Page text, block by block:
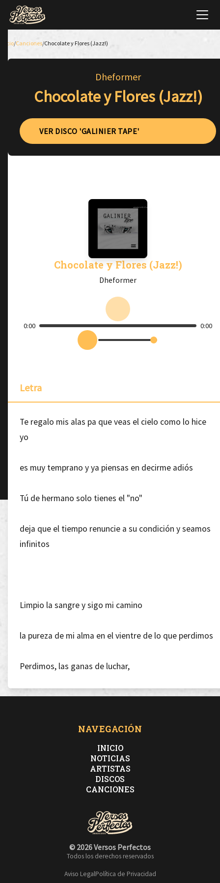
Inicio/Canciones/Chocolate y Flores (Jazz!)
Dheformer
Chocolate y Flores (Jazz!)
VER DISCO 'GALINIER TAPE'
Chocolate y Flores (Jazz!)
Dheformer
0:00 0:00
Letra
Te regalo mis alas pa que veas el cielo como lo hice
yo
es muy temprano y ya piensas en decirme adiós
Tú de hermano solo tienes el "no"
deja que el tiempo renuncie a su condición y seamos
infinitos
Limpio la sangre y sigo mi camino
la pureza de mi alma en el vientre de lo que perdimos
Perdimos, las ganas de luchar,
y si nadie lucha nadie puede perder, nadie puede
Hay ropa limpia que tender y platos sucios que fregar
Te necesito y necesito que te quieras
NAVEGACIÓN
INICIO
NOTICIAS
ARTISTAS
DISCOS
CANCIONES
© 2026 Versos Perfectos
Todos los derechos reservados
Aviso LegalPolítica de Privacidad